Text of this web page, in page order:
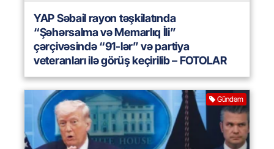
YAP Səbail rayon təşkilatında
“Şəhərsalma və Memarlıq İli”
çərçivəsində “91-lər” və partiya
veteranları ilə görüş keçirilib – FOTOLAR
Gündəm